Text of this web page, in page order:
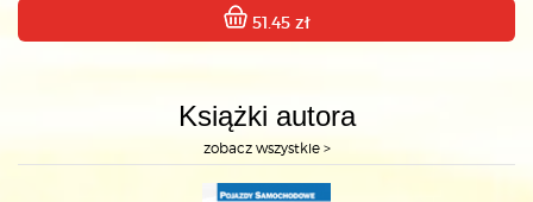
51.45 zł
Książki autora
zobacz wszystkie >